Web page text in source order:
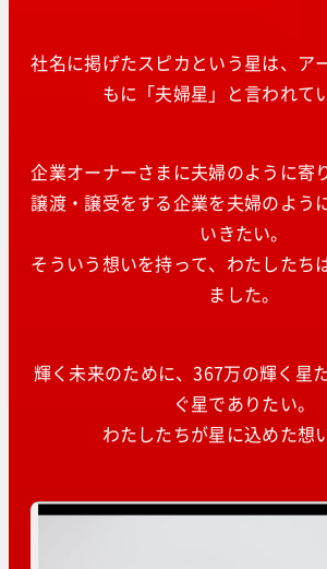
社名に掲げたスピカという星は、ア
もに「夫婦星」と言われて
企業オーナーさまに夫婦のように寄
譲渡・譲受をする企業を夫婦のよう
いきたい。
そういう想いを持って、わたしたち
ました。
輝く未来のために、367万の輝く星
ぐ星でありたい。
わたしたちが星に込めた想